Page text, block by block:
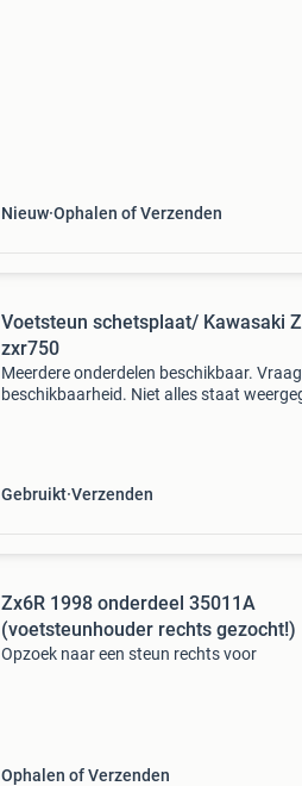
Nieuw Ophalen of Verzenden
Voetsteun schetsplaat/ Kawasaki
zxr750
Meerdere onderdelen beschikbaar.
beschikbaarheid. Niet alles staat
Gebruikt Verzenden
Zx6R 1998 onderdeel 35011A
(voetsteunhouder rechts gezocht!)
Opzoek naar een steun rechts voor
Ophalen of Verzenden